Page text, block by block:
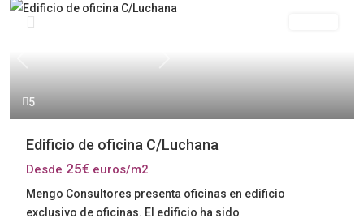
5
Previous Next
Edificio de oficina C/Luchana
Desde 25€ euros/m2
Mengo Consultores presenta oficinas en edificio
exclusivo de oficinas. El edificio ha sido